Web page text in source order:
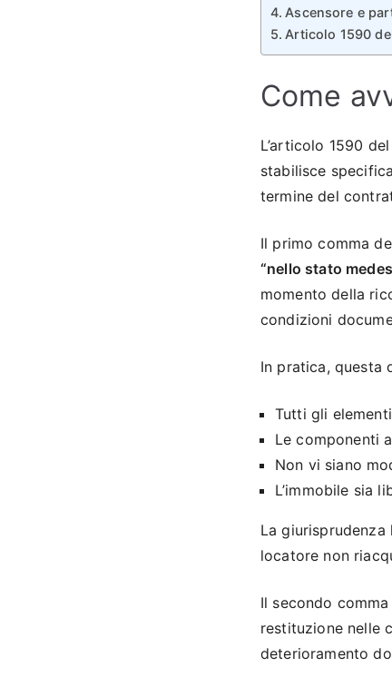
Ascensore e
Articolo 1590
Come
L’articolo 1590
stabilisce
termine del
Il primo comma
“nello stato
momento della
condizioni
In pratica, questa
Tutti gli
Le componenti
Non vi siano
L’immobile sia
La
locatore non
Il secondo
restituzione nelle
deterioramento